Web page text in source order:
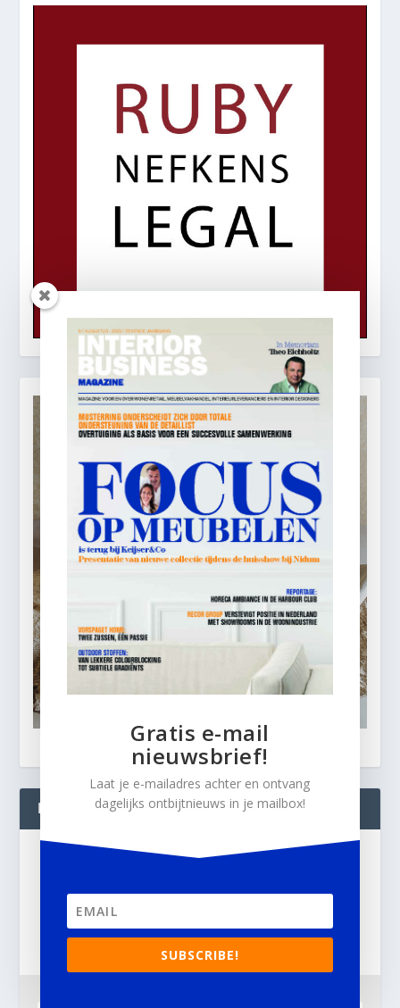
BLIJF OP DE HOOGTE!
Gratis
e-mail nieuwsbrief!
Laat je e-mailadres achter en ontvang dagelijks
ontbijtnieuws in je mailbox.
Gratis e-mail
nieuwsbrief!
Laat je e-mailadres achter en ontvang
dagelijks ontbijtnieuws in je mailbox!
SUBSCRIBE!